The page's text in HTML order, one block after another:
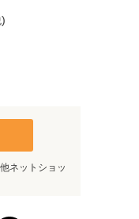
ネットショッ